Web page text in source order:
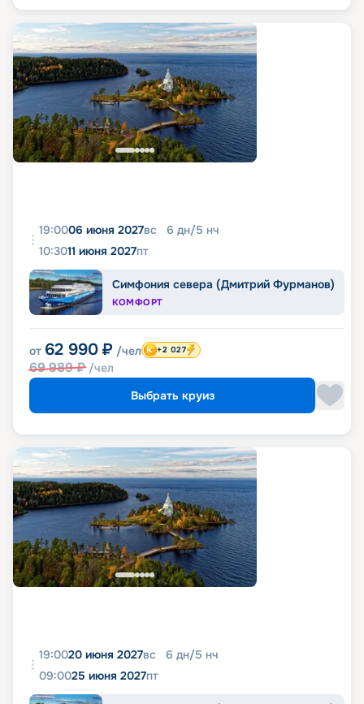
19:0006 июня 2027вс 6 дн/5 нч
10:3011 июня 2027пт
Симфония севера (Дмитрий Фурманов)
КОМФОРТ
от 62 990 ₽ /чел
69 989₽ /чел
+2 027
Выбрать круиз
19:0020 июня 2027вс 6 дн/5 нч
09:0025 июня 2027пт